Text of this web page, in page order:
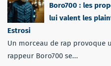
Boro700 : les
lui valent les
Estrosi
Un morceau de rap provoque
rappeur Boro700 se...